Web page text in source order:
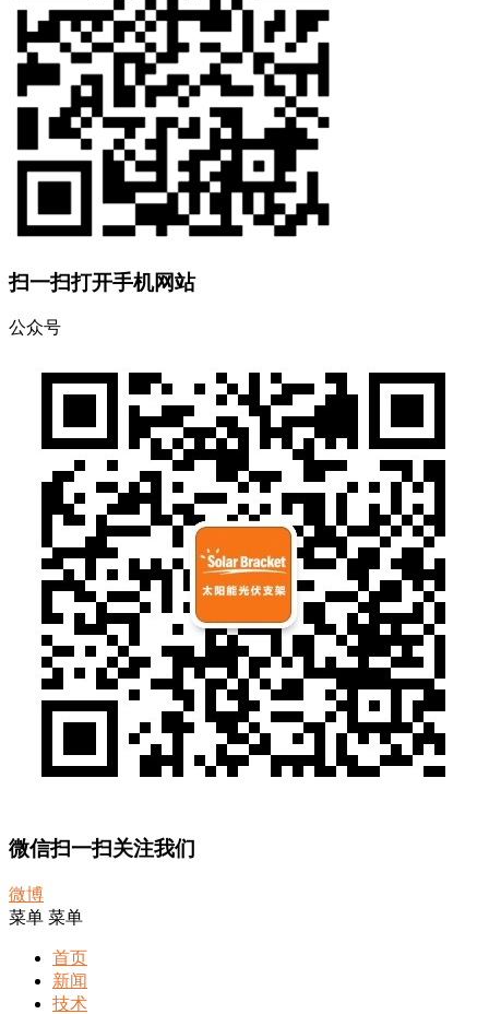
扫一扫打开手机网站
公众号
微信扫一扫关注我们
微博
菜单 菜单
首页
新闻
技术